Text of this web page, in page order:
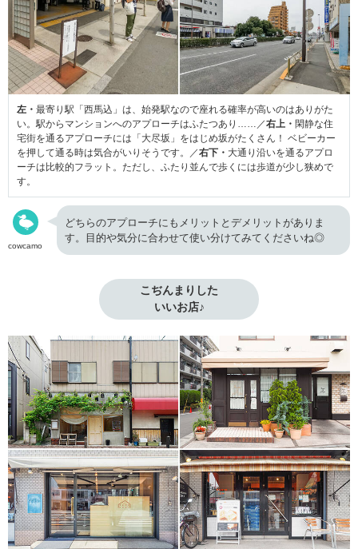
左・ 最寄り駅「西馬込」は、始発駅なので座れる確率が高いのはありがた
い。駅からマンションへのアプローチはふたつあり……／右上・ 閑静な住
宅街を通るアプローチには「大尽坂」をはじめ坂がたくさん！ ベビーカー
を押して通る時は気合がいりそうです。／右下・ 大通り沿いを通るアプロ
ーチは比較的フラット。ただし、ふたり並んで歩くには歩道が少し狭めで
す。
cowcamo
どちらのアプローチにもメリットとデメリットがありま
す。目的や気分に合わせて使い分けてみてくださいね◎
こぢんまりした
いいお店♪